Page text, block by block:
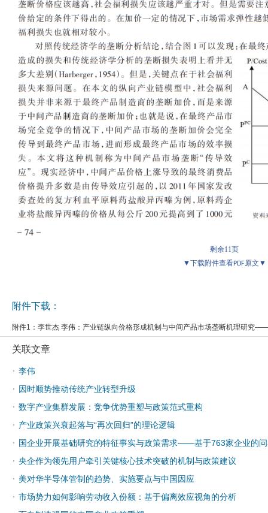
剩余11页
▼下载附件查看PDF原文▼
附件下载：
附件1： 李世杰 李伟：产业链纵向价格形成机制与中间产品市场垄断机理研究
关联文章
· 李伟
· 因时顺势推动传统产业转型升级
· 数字产业集群发展：竞争优势重塑与政策范式重构
· 产业政策兴衰起落与“再次回归”的理论逻辑
· 国企业开展基础研究的特征事实与政策需求——基于763家企业的
· 央企作为领先用户牵引关键核心技术突破的机制与政策建议
· 美对华半导体管制的趋势、实施要点与中国因应
· 市场势力如何影响劳动收入份额：基于偏离效应视角的分析